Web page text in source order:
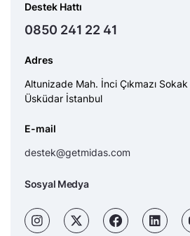
Destek Hattı
0850 241 22 41
Adres
Altunizade Mah. İnci Çıkmazı
Üsküdar İstanbul
E-mail
destek@getmidas.com
Sosyal Medya